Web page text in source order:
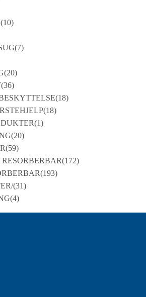
(10)
(7)
(20)
(36)
(18)
(18)
(1)
(20)
(59)
(172)
(193)
(31)
(4)